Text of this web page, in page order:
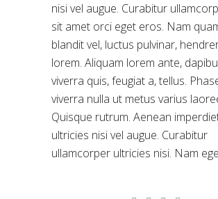
nisi vel augue. Curabitur
sit amet orci eget eros. Nam
blandit vel, luctus pulvinar,
lorem. Aliquam lorem ante,
viverra quis, feugiat a, tellus.
viverra nulla ut metus varius
Quisque rutrum. Aenean
ultricies nisi vel augue. Curabitur
ullamcorper ultricies nisi. Nam